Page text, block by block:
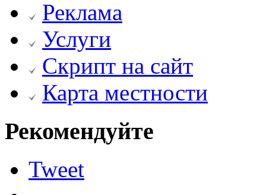
Реклама
Услуги
Скрипт на сайт
Карта местности
Рекомендуйте
Tweet